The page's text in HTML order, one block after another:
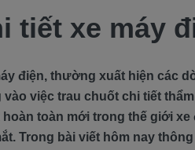
tiết xe máy
điện, thường xuất hiện các
việc trau chuốt chi tiết
toàn mới trong thế giới
Trong bài viết hôm nay